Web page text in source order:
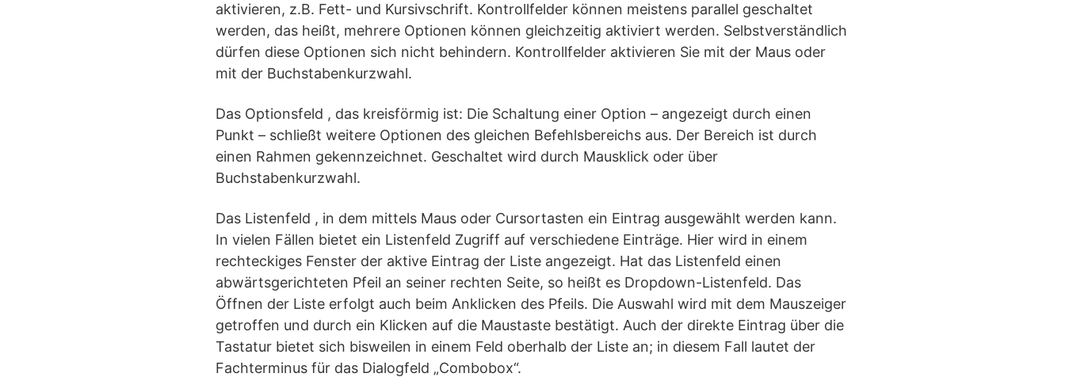
aktivieren, z.B. Fett- und Kursivschrift. Kontrollfelder können meistens parallel geschaltet
werden, das heißt, mehrere Optionen können gleichzeitig aktiviert werden. Selbstverständlich
dürfen diese Optionen sich nicht behindern. Kontrollfelder aktivieren Sie mit der Maus oder
mit der Buchstabenkurzwahl.
Das Optionsfeld , das kreisförmig ist: Die Schaltung einer Option – angezeigt durch einen
Punkt – schließt weitere Optionen des gleichen Befehlsbereichs aus. Der Bereich ist durch
einen Rahmen gekennzeichnet. Geschaltet wird durch Mausklick oder über
Buchstabenkurzwahl.
Das Listenfeld , in dem mittels Maus oder Cursortasten ein Eintrag ausgewählt werden kann.
In vielen Fällen bietet ein Listenfeld Zugriff auf verschiedene Einträge. Hier wird in einem
rechteckiges Fenster der aktive Eintrag der Liste angezeigt. Hat das Listenfeld einen
abwärtsgerichteten Pfeil an seiner rechten Seite, so heißt es Dropdown-Listenfeld. Das
Öffnen der Liste erfolgt auch beim Anklicken des Pfeils. Die Auswahl wird mit dem Mauszeiger
getroffen und durch ein Klicken auf die Maustaste bestätigt. Auch der direkte Eintrag über die
Tastatur bietet sich bisweilen in einem Feld oberhalb der Liste an; in diesem Fall lautet der
Fachterminus für das Dialogfeld „Combobox“.